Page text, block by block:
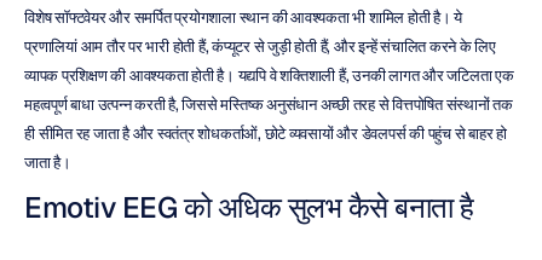
विशेष सॉफ्टवेयर और समर्पित प्रयोगशाला स्थान की आवश्यकता भी शामिल होती है। ये
प्रणालियां आम तौर पर भारी होती हैं, कंप्यूटर से जुड़ी होती हैं, और इन्हें संचालित करने के लिए
व्यापक प्रशिक्षण की आवश्यकता होती है। यद्यपि वे शक्तिशाली हैं, उनकी लागत और जटिलता एक
महत्वपूर्ण बाधा उत्पन्न करती है, जिससे मस्तिष्क अनुसंधान अच्छी तरह से वित्तपोषित संस्थानों तक
ही सीमित रह जाता है और स्वतंत्र शोधकर्ताओं, छोटे व्यवसायों और डेवलपर्स की पहुंच से बाहर हो
जाता है।
Emotiv EEG को अधिक सुलभ कैसे बनाता है